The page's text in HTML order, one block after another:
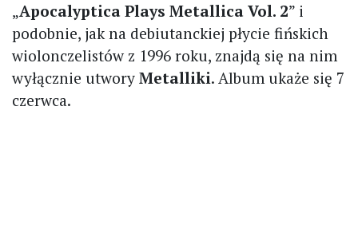
„Apocalyptica Plays Metallica Vol. 2” i
podobnie, jak na debiutanckiej płycie fińskich
wiolonczelistów z 1996 roku, znajdą się na nim
wyłącznie utwory Metalliki. Album ukaże się 7
czerwca.